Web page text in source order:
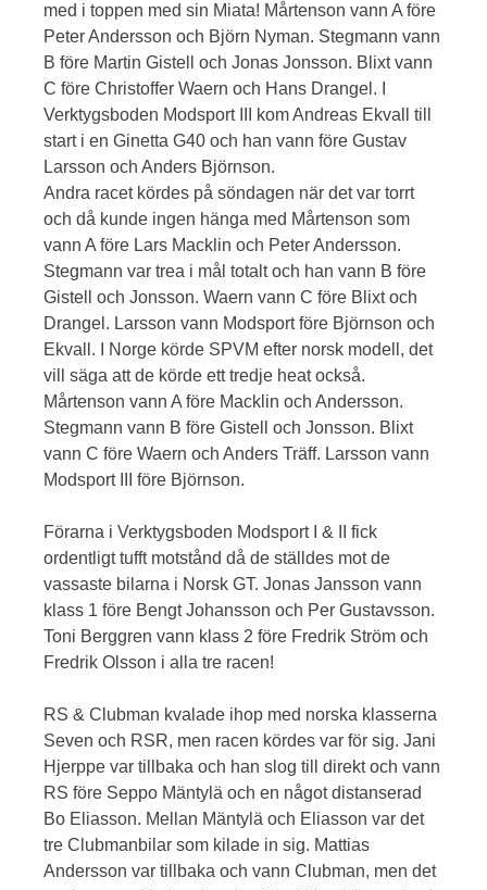
med i toppen med sin Miata! Mårtenson vann A före
Peter Andersson och Björn Nyman. Stegmann vann
B före Martin Gistell och Jonas Jonsson. Blixt vann
C före Christoffer Waern och Hans Drangel. I
Verktygsboden Modsport III kom Andreas Ekvall till
start i en Ginetta G40 och han vann före Gustav
Larsson och Anders Björnson.
Andra racet kördes på söndagen när det var torrt
och då kunde ingen hänga med Mårtenson som
vann A före Lars Macklin och Peter Andersson.
Stegmann var trea i mål totalt och han vann B före
Gistell och Jonsson. Waern vann C före Blixt och
Drangel. Larsson vann Modsport före Björnson och
Ekvall. I Norge körde SPVM efter norsk modell, det
vill säga att de körde ett tredje heat också.
Mårtenson vann A före Macklin och Andersson.
Stegmann vann B före Gistell och Jonsson. Blixt
vann C före Waern och Anders Träff. Larsson vann
Modsport III före Björnson.
Förarna i Verktygsboden Modsport I & II fick
ordentligt tufft motstånd då de ställdes mot de
vassaste bilarna i Norsk GT. Jonas Jansson vann
klass 1 före Bengt Johansson och Per Gustavsson.
Toni Berggren vann klass 2 före Fredrik Ström och
Fredrik Olsson i alla tre racen!
RS & Clubman kvalade ihop med norska klasserna
Seven och RSR, men racen kördes var för sig. Jani
Hjerppe var tillbaka och han slog till direkt och vann
RS före Seppo Mäntylä och en något distanserad
Bo Eliasson. Mellan Mäntylä och Eliasson var det
tre Clubmanbilar som kilade in sig. Mattias
Andersson var tillbaka och vann Clubman, men det